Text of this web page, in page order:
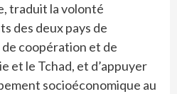
traduit la volonté
des deux pays de
coopération et de
et le Tchad, et d’appuyer
socioéconomique au